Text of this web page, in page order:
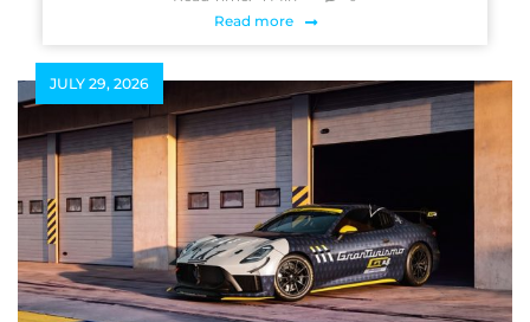
Read more
JULY 29, 2026